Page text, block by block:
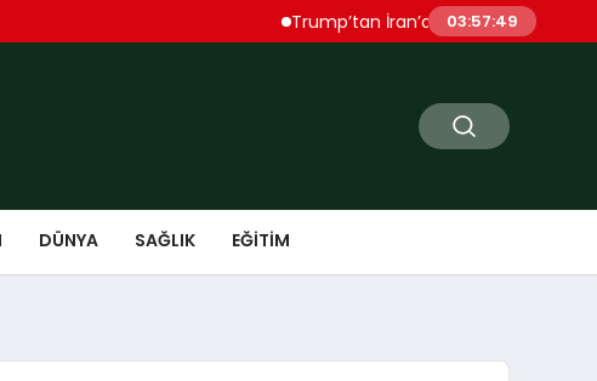
Trump’tan İran’a Sert Uyarı “Çok Ağır
03:57:50
DÜNYA SAĞLIK EĞITIM